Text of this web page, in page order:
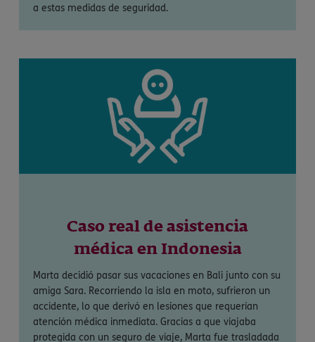
a estas medidas de seguridad.
Caso real de asistencia
médica en Indonesia
Marta decidió pasar sus vacaciones en Bali junto con su
amiga Sara. Recorriendo la isla en moto, sufrieron un
accidente, lo que derivó en lesiones que requerían
atención médica inmediata. Gracias a que viajaba
protegida con un seguro de viaje, Marta fue trasladada